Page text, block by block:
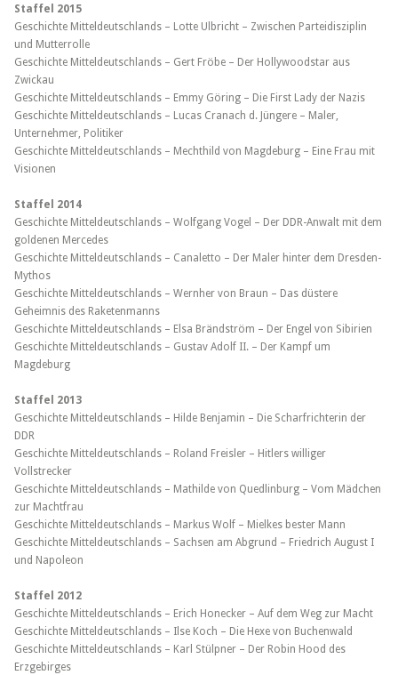
Staffel 2015
Geschichte Mitteldeutschlands – Lotte Ulbricht – Zwischen Parteidisziplin
und Mutterrolle
Geschichte Mitteldeutschlands – Gert Fröbe – Der Hollywoodstar aus
Zwickau
Geschichte Mitteldeutschlands – Emmy Göring – Die First Lady der Nazis
Geschichte Mitteldeutschlands – Lucas Cranach d. Jüngere – Maler,
Unternehmer, Politiker
Geschichte Mitteldeutschlands – Mechthild von Magdeburg – Eine Frau mit
Visionen
Staffel 2014
Geschichte Mitteldeutschlands – Wolfgang Vogel – Der DDR-Anwalt mit dem
goldenen Mercedes
Geschichte Mitteldeutschlands – Canaletto – Der Maler hinter dem Dresden-
Mythos
Geschichte Mitteldeutschlands – Wernher von Braun – Das düstere
Geheimnis des Raketenmanns
Geschichte Mitteldeutschlands – Elsa Brändström – Der Engel von Sibirien
Geschichte Mitteldeutschlands – Gustav Adolf II. – Der Kampf um
Magdeburg
Staffel 2013
Geschichte Mitteldeutschlands – Hilde Benjamin – Die Scharfrichterin der
DDR
Geschichte Mitteldeutschlands – Roland Freisler – Hitlers williger
Vollstrecker
Geschichte Mitteldeutschlands – Mathilde von Quedlinburg – Vom Mädchen
zur Machtfrau
Geschichte Mitteldeutschlands – Markus Wolf – Mielkes bester Mann
Geschichte Mitteldeutschlands – Sachsen am Abgrund – Friedrich August I
und Napoleon
Staffel 2012
Geschichte Mitteldeutschlands – Erich Honecker – Auf dem Weg zur Macht
Geschichte Mitteldeutschlands – Ilse Koch – Die Hexe von Buchenwald
Geschichte Mitteldeutschlands – Karl Stülpner – Der Robin Hood des
Erzgebirges